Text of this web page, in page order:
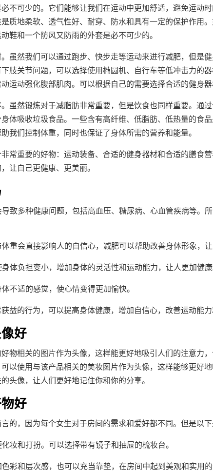
不可少的。它们能够让我们在运动中更加舒适，避免运动
质地柔软、透气性好、耐穿、防水和具有一定的保护作用
鞋和一个防风又防雨的外套是必不可少的。
虽然我们可以通过跑步、快步走等运动来进行减肥，但是
肢关节问题，可以选择使用椭圆机、自行车等低冲击力的
运动强化腹部肌肉。可以根据自己的需要选择合适的健身器
虽然锻炼对于减脂肪非常重要，但是饮食也同样重要。通
体吸收垃圾食品。一些含有高纤维、低脂肪、低热量的食
我们控制体重，同时也保证了身体所需的营养和能量。
常重要的好物：运动装备、合适的健身器材和合适的膳食
让自己更健康、更美丽。
致多种健康问题，包括高血压、糖尿病、心血管疾病等。
重会直接影响人的自信心，减肥可以帮助改善身体形象，让
体负担变小，增加身体的灵活性和运动能力，让人更加健康
不适的感觉，使心情变得更加愉快。
益的行为，可以提高身体健康，增加自信心，改善运动能力
好
物相关的图片作为头像，这样能更好地吸引人们的注意力
以使用与该产品相关的美妆图片作为头像，这样能够更好
头像，让人们更好地记住你和你的分享。
好
的，因为每个女生对于房间的需求和爱好都不同。但是以下
妆和打扮。可以选择带有镜子和抽屉的梳妆台。
彩和层次感，也可以充当靠垫，在房间中起到美观和实用的